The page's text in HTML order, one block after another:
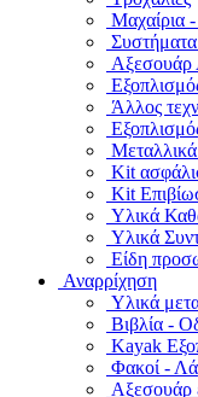
Μαχαίρια
Αξεσουάρ
Άλλος
Kit
Kit
Υλικά
Υλικά
Είδη
Αναρρίχηση
Υλικά
Βιβλία -
Kayak
Φακοί -
Αξεσουάρ